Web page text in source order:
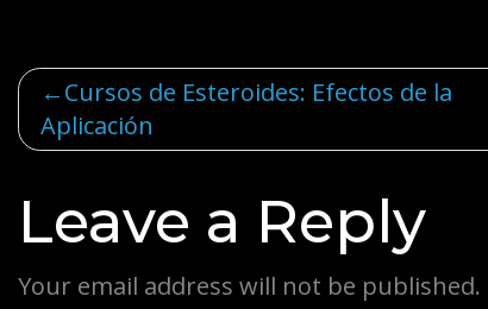
Post
navigation
Cursos de Esteroides: Efectos de la
Aplicación
Leave a Reply
Your email address will not be published.